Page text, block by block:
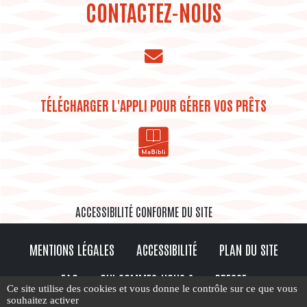
CONTACTEZ-NOUS
TÉLÉCHARGER L'APPLI POUR GÉRER VOS PRÊTS
ACCESSIBILITÉ CONFORME DU SITE
MENTIONS LÉGALES ACCESSIBILITÉ
PLAN DU SITE
FAQ
QUI SOMMES-NOUS ? PRESSE
Ce site utilise des cookies et vous donne le contrôle sur ce que vous
souhaitez activer